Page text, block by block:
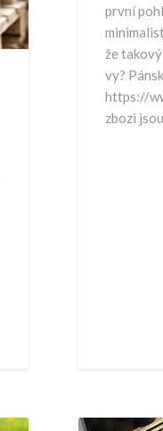
první
že
vy?
https://
zbozi